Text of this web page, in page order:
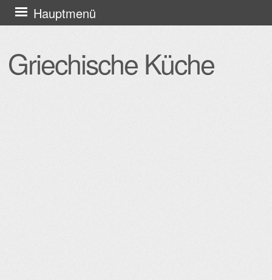
Griechische Küche
Hauptmenü
Zum
Inhalt